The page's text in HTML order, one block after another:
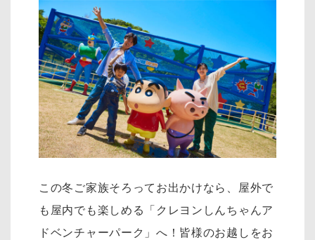
この冬ご家族そろってお出かけなら、屋外で
も屋内でも楽しめる「クレヨンしんちゃんア
ドベンチャーパーク」へ！皆様のお越しをお